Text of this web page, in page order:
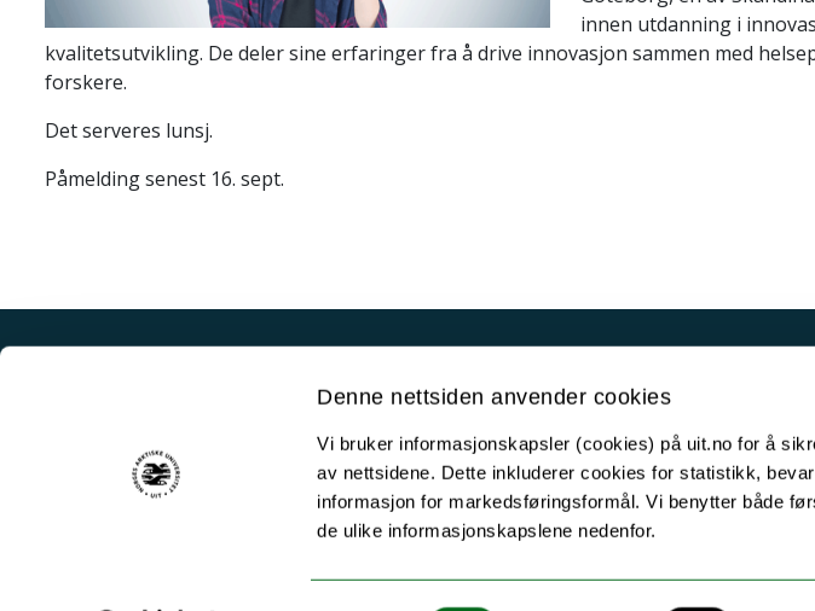
Denne nettsiden anvender cookies
Vi bruker informasjonskapsler (cookies) på uit.no for å
av nettsidene. Dette inkluderer cookies for statistikk,
informasjon for markedsføringsformål. Vi benytter både
de ulike informasjonskapslene nedenfor.
innen utdanning i
kvalitetsutvikling. De deler sine erfaringer fra å drive innovasjon sammen med
forskere.
Det serveres lunsj.
Påmelding senest 16. sept.
Driftsmeldinger
Personvern ved UiT
Sikkerhet, beredskap og personvern
For media
For skoler
Ledige stillinger
English website
Logg inn